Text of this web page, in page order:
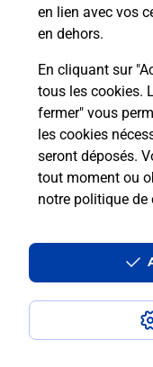
en lien avec vos
en dehors.
En cliquant sur
tous les cookies.
fermer" vous
les cookies
seront déposés.
tout moment ou
notre politique de
LA BOULANGERIE DE
Accessibilité :
Conditions
Mentions légales